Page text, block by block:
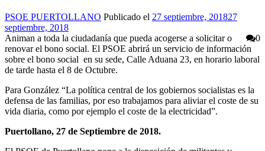
Autor
PSOE PUERTOLLANO Publicado
Publicado el 27 septiembre, 201827
septiembre, 2018
0
Animan a toda la ciudadanía que pueda acogerse a solicitar o
renovar el bono social. El PSOE abrirá un servicio de información
sobre el bono social en su sede, Calle Aduana 23, en horario laboral
de tarde hasta el 8 de Octubre.
Para González “La política central de los gobiernos socialistas es la
defensa de las familias, por eso trabajamos para aliviar el coste de su
vida diaria, como por ejemplo el coste de la electricidad”.
Puertollano, 27 de Septiembre de 2018.